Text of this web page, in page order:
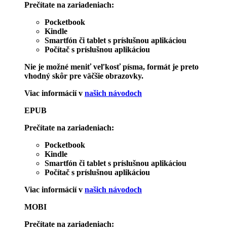
Prečítate na zariadeniach:
Pocketbook
Kindle
Smartfón či tablet s príslušnou aplikáciou
Počítač s príslušnou aplikáciou
Nie je možné meniť veľkosť písma, formát je preto
vhodný skôr pre väčšie obrazovky.
Viac informácií v našich návodoch
EPUB
Prečítate na zariadeniach:
Pocketbook
Kindle
Smartfón či tablet s príslušnou aplikáciou
Počítač s príslušnou aplikáciou
Viac informácií v našich návodoch
MOBI
Prečítate na zariadeniach: